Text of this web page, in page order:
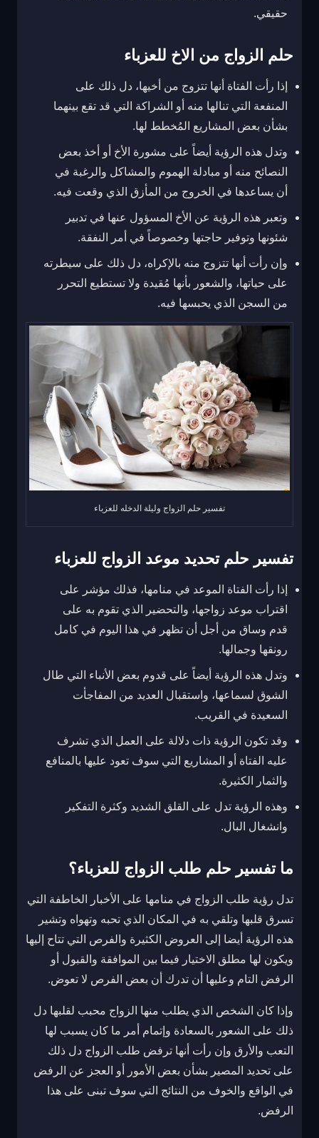
حقيقي.
حلم الزواج من الاخ للعزباء
إذا رأت الفتاة أنها تتزوج من أخيها، دل ذلك على
المنفعة التي تنالها منه أو الشراكة التي قد تقع بينهما
بشأن بعض المشاريع المُخطط لها.
وتدل هذه الرؤية أيضاً على مشورة الأخ أو أخذ بعض
النصائح منه أو مبادلة الهموم والمشاكل والرغبة في
أن يساعدها في الخروج من المأزق الذي وقعت فيه.
وتعبر هذه الرؤية عن الأخ المسؤول عنها في تدبير
شئونها وتوفير حاجتها وخصوصاً في أمر النفقة.
وإن رأت أنها تتزوج منه بالإكراه، دل ذلك على سيطرته
على حياتها، والشعور بأنها مُقيدة ولا تستطيع التحرر
من السجن الذي يحبسها فيه.
تفسير حلم الزواج وليلة الدخله للعزباء
تفسير حلم تحديد موعد الزواج للعزباء
إذا رأت الفتاة الموعد في منامها، فذلك مؤشر على
اقتراب موعد زواجها، والتحضير الذي تقوم به على
قدم وساق من أجل أن تظهر في هذا اليوم في كامل
رونقها وجمالها.
وتدل هذه الرؤية أيضاً على قدوم بعض الأنباء التي طال
الشوق لسماعها، واستقبال العديد من المفاجأت
السعيدة في القريب.
وقد تكون الرؤية ذات دلالة على العمل الذي تشرف
عليه الفتاة أو المشاريع التي سوف تعود عليها بالمنافع
والثمار الكثيرة.
وهذه الرؤية تدل على القلق الشديد وكثرة التفكير
وانشغال البال.
ما تفسير حلم طلب الزواج للعزباء؟
تدل رؤية طلب الزواج في منامها على الأخبار الخاطفة التي
تسرق قلبها وتلقي به في المكان الذي تحبه وتهواه وتشير
هذه الرؤية أيضا إلى العروض الكثيرة والفرص التي تتاح إليها
ويكون لها مطلق الاختيار فيما بين الموافقة والقبول أو
الرفض التام وعليها أن تدرك أن بعض الفرص لا تعوض.
وإذا كان الشخص الذي يطلب منها الزواج محبب لقلبها دل
ذلك على الشعور بالسعادة وإتمام أمر ما كان يسبب لها
التعب والأرق وإن رأت أنها ترفض طلب الزواج دل ذلك
على تحديد المصير بشأن بعض الأمور أو العجز عن الرفض
في الواقع والخوف من النتائج التي سوف تبنى على هذا
الرفض.